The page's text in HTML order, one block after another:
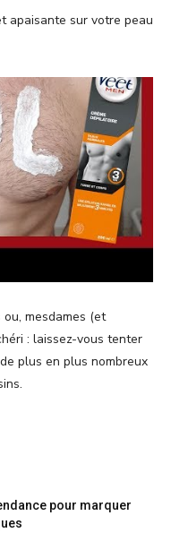
apaisante sur votre peau
mesdames (et
: laissez-vous tenter
plus en plus nombreux
pour marquer